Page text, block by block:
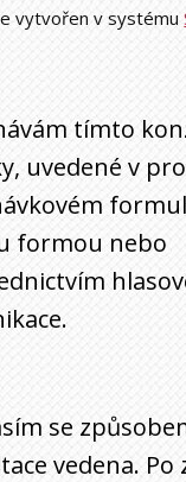
vytvořen v systému
tímto
uvedené v
formou nebo
se
vedena. Po